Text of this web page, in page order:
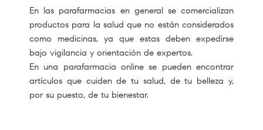
En las parafarmacias en general se comercializan
productos para la salud que no están considerados
como medicinas, ya que estas deben expedirse
bajo vigilancia y orientación de expertos.
En una parafarmacia online se pueden encontrar
artículos que cuiden de tu salud, de tu belleza y,
por su puesto, de tu bienestar.